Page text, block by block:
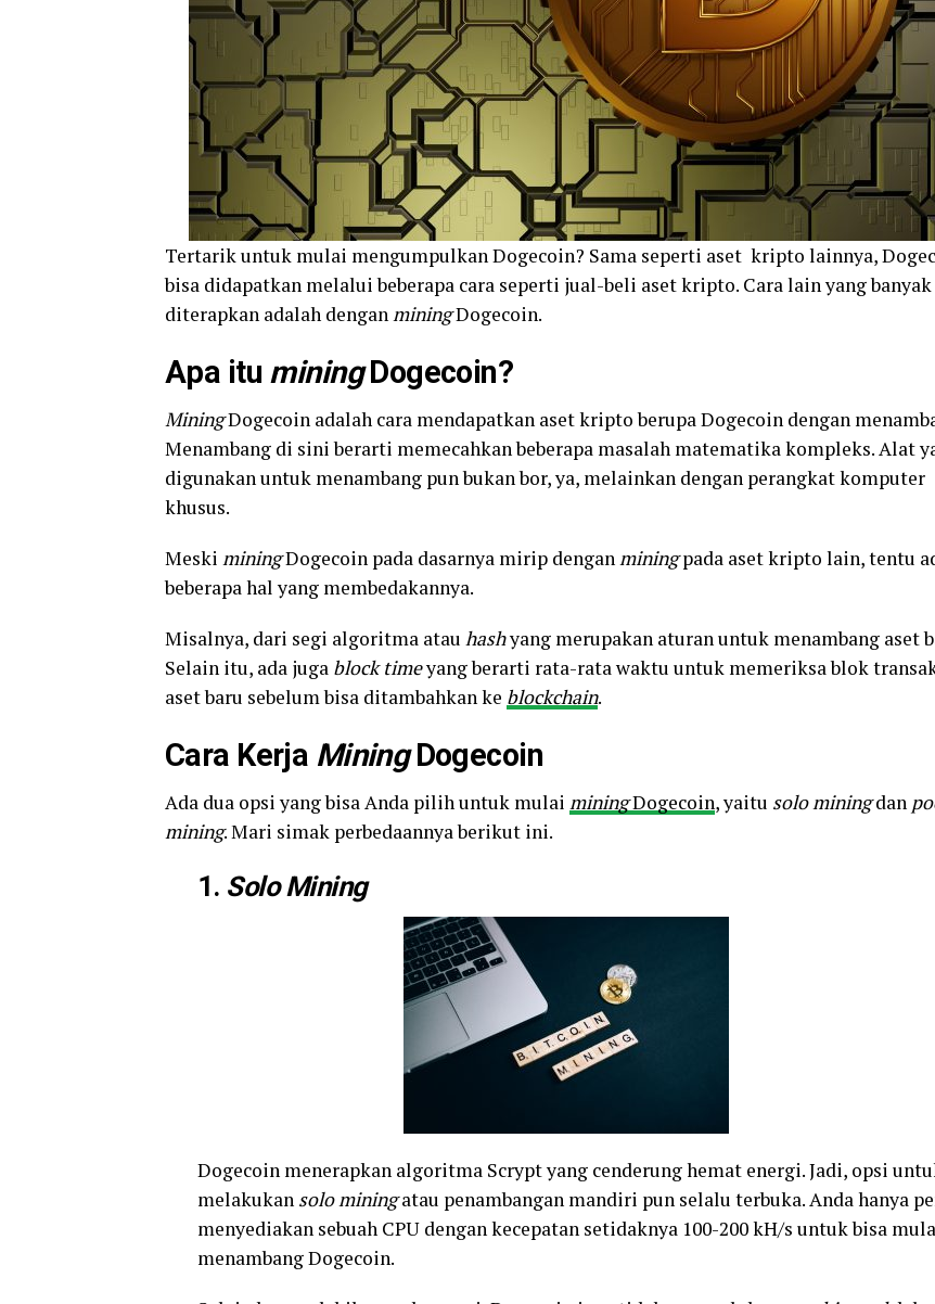
Tertarik untuk mulai mengumpulkan Dogecoin? Sama seperti aset kripto lainnya,
bisa didapatkan melalui beberapa cara seperti jual-beli aset kripto. Cara lain yang banyak
diterapkan adalah denganminingDogecoin.
Apa itu miningDogecoin?
MiningDogecoin adalah cara mendapatkan aset kripto berupa Dogecoin dengan
Menambang di sini berarti memecahkan beberapa masalah matematika kompleks. Alat
digunakan untuk menambang pun bukan bor, ya, melainkan dengan perangkat komputer
khusus.
Meski miningDogecoin pada dasarnya mirip denganminingpada aset kripto lain, tentu
beberapa hal yang membedakannya.
Misalnya, dari segi algoritma atau hashyang merupakan aturan untuk menambang aset
Selain itu, ada juga block timeyang berarti rata-rata waktu untuk memeriksa blok
aset baru sebelum bisa ditambahkan ke blockchain.
Cara Kerja MiningDogecoin
Ada dua opsi yang bisa Anda pilih untuk mulai miningDogecoin, yaitu solo miningdan
mining. Mari simak perbedaannya berikut ini.
1. Solo Mining
Dogecoin menerapkan algoritma Scrypt yang cenderung hemat energi. Jadi, opsi
melakukan solo miningatau penambangan mandiri pun selalu terbuka. Anda hanya
menyediakan sebuah CPU dengan kecepatan setidaknya 100-200 kH/s untuk bisa
menambang Dogecoin.